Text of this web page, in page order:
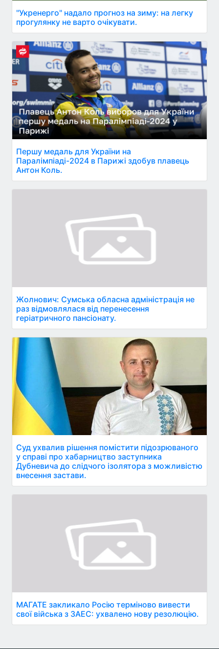
"Укренерго" надало прогноз на зиму: на легку
прогулянку не варто очікувати.
Першу медаль для України на
Паралімпіаді-2024 в Парижі здобув плавець
Антон Коль.
Жолнович: Сумська обласна адміністрація не
раз відмовлялася від перенесення
геріатричного пансіонату.
Суд ухвалив рішення помістити підозрюваного
у справі про хабарництво заступника
Дубневича до слідчого ізолятора з можливістю
внесення застави.
МАГАТЕ закликало Росію терміново вивести
свої війська з ЗАЕС: ухвалено нову резолюцію.